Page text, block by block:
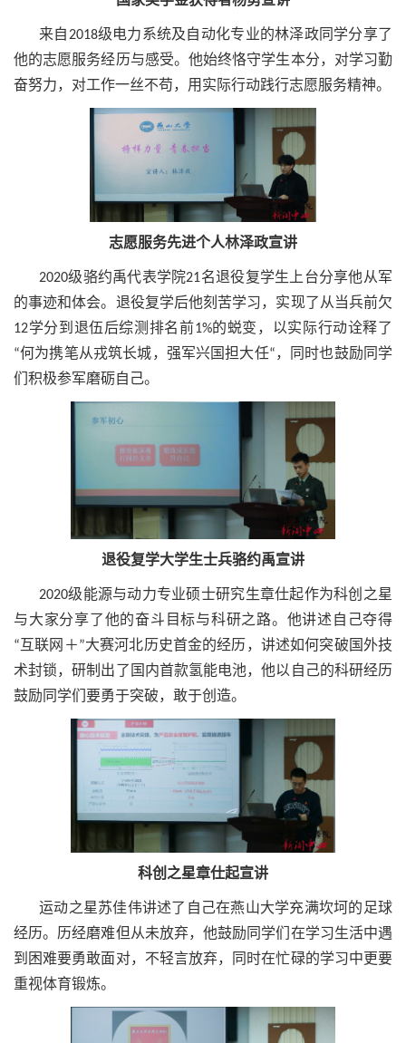
来自2018级电力系统及自动化专业的林泽政同学分享了
他的志愿服务经历与感受。他始终恪守学生本分，对学习勤
奋努力，对工作一丝不苟，用实际行动践行志愿服务精神。
志愿服务先进个人林泽政宣讲
2020级骆约禹代表学院21名退役复学生上台分享他从军
的事迹和体会。退役复学后他刻苦学习，实现了从当兵前欠
12学分到退伍后综测排名前1%的蜕变，以实际行动诠释了
“何为携笔从戎筑长城，强军兴国担大任“，同时也鼓励同学
们积极参军磨砺自己。
退役复学大学生士兵骆约禹宣讲
2020级能源与动力专业硕士研究生章仕起作为科创之星
与大家分享了他的奋斗目标与科研之路。他讲述自己夺得
“互联网＋”大赛河北历史首金的经历，讲述如何突破国外技
术封锁，研制出了国内首款氢能电池，他以自己的科研经历
鼓励同学们要勇于突破，敢于创造。
科创之星章仕起宣讲
运动之星苏佳伟讲述了自己在燕山大学充满坎坷的足球
经历。历经磨难但从未放弃，他鼓励同学们在学习生活中遇
到困难要勇敢面对，不轻言放弃，同时在忙碌的学习中更要
重视体育锻炼。